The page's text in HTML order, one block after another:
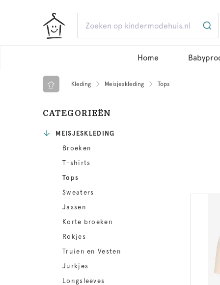
Home
Kleding Meisjeskleding Tops
CATEGORIEËN
MEISJESKLEDING
Broeken
T-shirts
Tops
Sweaters
Jassen
Korte broeken
Rokjes
Truien en Vesten
Jurkjes
Longsleeves